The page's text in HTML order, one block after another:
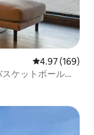
レビュー169
4.97 (169)
ケットボール